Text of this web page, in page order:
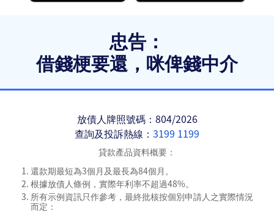
忠告：
借錢梗要還，咪俾錢中介
放債人牌照號碼：804/2026
查詢及投訴熱線： 3199 1199
貸款產品資料概要：
還款期最短為3個月及最長為84個月。
根據放債人條例，實際年利率不超過48%。
所有示例資訊只作參考，最終批核按個別申請人之實際情況
而定：